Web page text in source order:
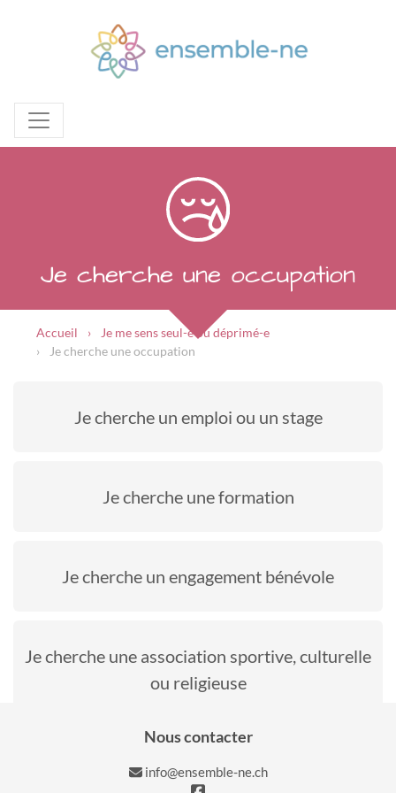
Je cherche une occupation
Accueil
Je me sens seul-e ou déprimé-e
Je cherche une occupation
Je cherche un emploi ou un stage
Je cherche une formation
Je cherche un engagement bénévole
Je cherche une association sportive, culturelle
ou religieuse
Nous contacter
info@ensemble-ne.ch